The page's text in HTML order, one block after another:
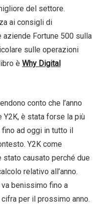
del settore.
ai consigli di
aziende Fortune 500 sulla
sulle operazioni
è Why Digital
conto che l’anno
è stata forse la più
ad oggi in tutto il
Y2K come
causato perché due
relativo all’anno.
benissimo fino a
per il prossimo anno.